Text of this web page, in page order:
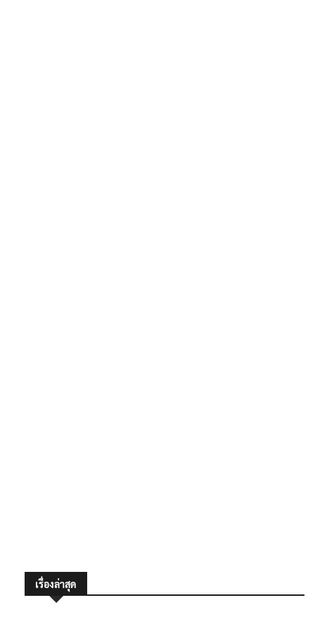
เรื่องล่าสุด